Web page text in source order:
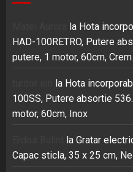
la Hota
HAD-100RETRO, Putere
putere, 1 motor, 60cm, Crem
la Hota
100SS, Putere absortie
motor, 60cm, Inox
la Gratar
Capac sticla, 35 x 25 cm,